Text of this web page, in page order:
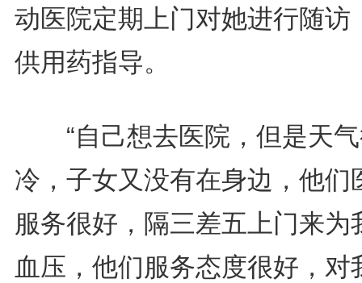
动医院定期上门对她进行随访
供用药指导。
“自己想去医院，但是天
冷，子女又没有在身边，他们
服务很好，隔三差五上门来为
血压，他们服务态度很好，对